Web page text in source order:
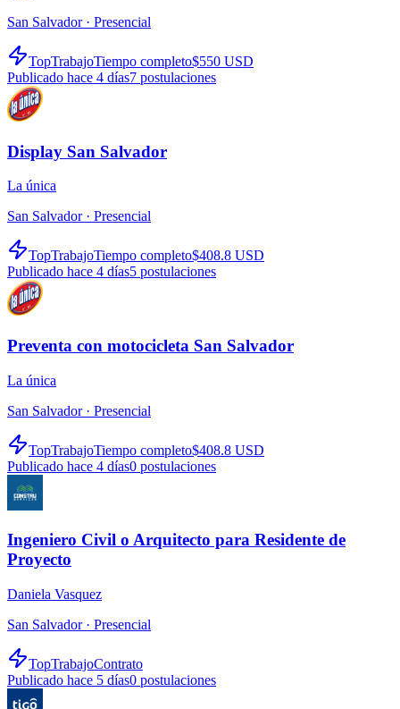
San Salvador · Presencial
TopTrabajoTiempo completo$550 USD
Publicado hace 4 días7 postulaciones
Display San Salvador
La única
San Salvador · Presencial
TopTrabajoTiempo completo$408.8 USD
Publicado hace 4 días5 postulaciones
Preventa con motocicleta San Salvador
La única
San Salvador · Presencial
TopTrabajoTiempo completo$408.8 USD
Publicado hace 4 días0 postulaciones
Ingeniero Civil o Arquitecto para Residente de
Proyecto
Daniela Vasquez
San Salvador · Presencial
TopTrabajoContrato
Publicado hace 5 días0 postulaciones